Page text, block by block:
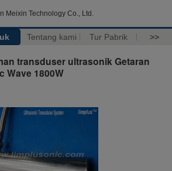
Meixin Technology Co., Ltd.
Tentang kami Tur Pabrik >>
transduser ultrasonik Getaran
Wave 1800W